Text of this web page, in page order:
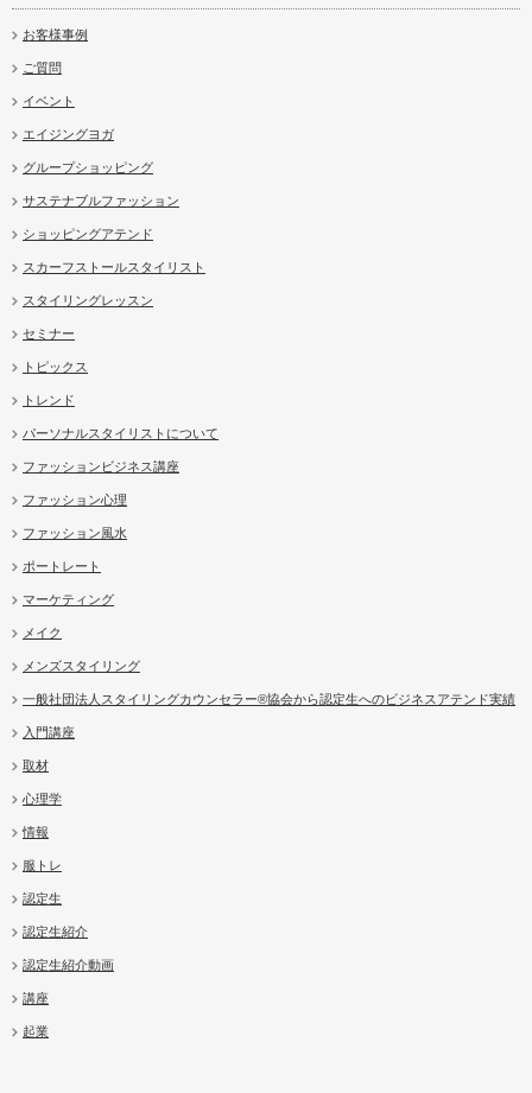
お客様事例
ご質問
イベント
エイジングヨガ
グループショッピング
サステナブルファッション
ショッピングアテンド
スカーフストールスタイリスト
スタイリングレッスン
セミナー
トピックス
トレンド
パーソナルスタイリストについて
ファッションビジネス講座
ファッション心理
ファッション風水
ポートレート
マーケティング
メイク
メンズスタイリング
一般社団法人スタイリングカウンセラー®協会から認定生へのビジネスアテンド実績
入門講座
取材
心理学
情報
服トレ
認定生
認定生紹介
認定生紹介動画
講座
起業